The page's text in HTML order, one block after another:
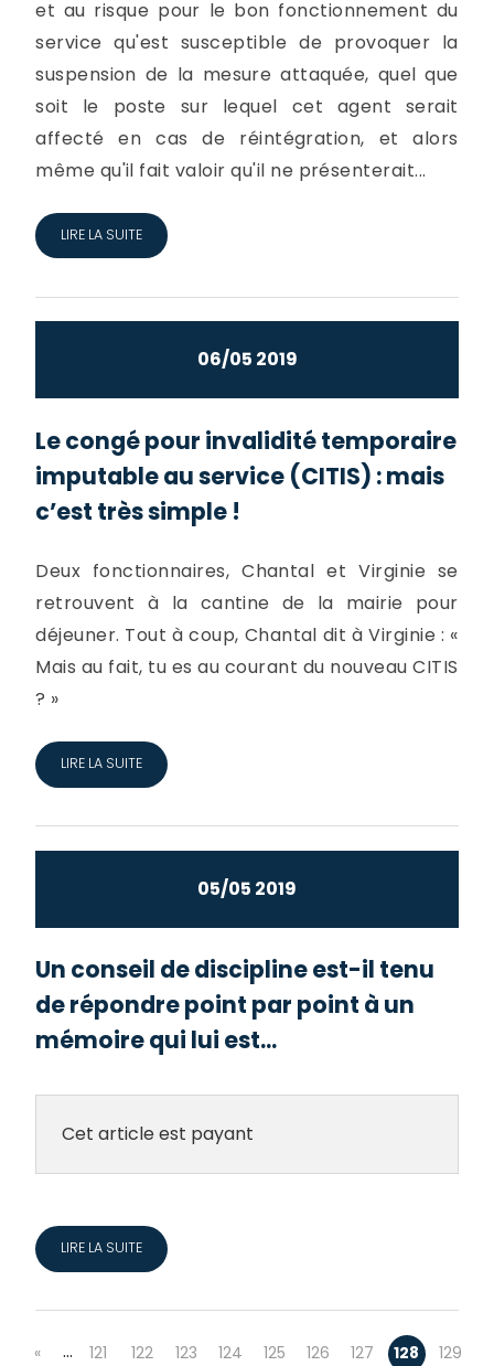
et au risque pour le bon fonctionnement du
service qu'est susceptible de provoquer la
suspension de la mesure attaquée, quel que
soit le poste sur lequel cet agent serait
affecté en cas de réintégration, et alors
même qu'il fait valoir qu'il ne présenterait...
LIRE LA SUITE
06/05 2019
Le congé pour invalidité temporaire
imputable au service (CITIS) : mais
c’est très simple !
Deux fonctionnaires, Chantal et Virginie se
retrouvent à la cantine de la mairie pour
déjeuner. Tout à coup, Chantal dit à Virginie : «
Mais au fait, tu es au courant du nouveau CITIS
? »
LIRE LA SUITE
05/05 2019
Un conseil de discipline est-il tenu
de répondre point par point à un
mémoire qui lui est...
Cet article est payant
LIRE LA SUITE
« … 121 122 123 124 125 126 127 128
129